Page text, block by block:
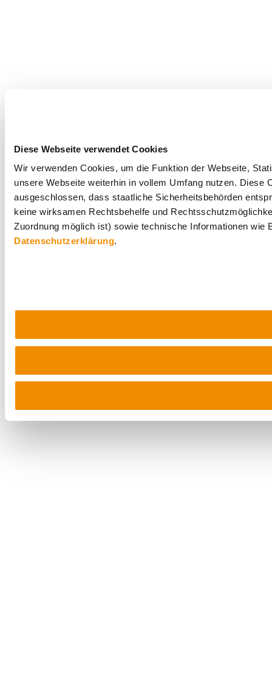
Diese Webseite verwendet Cookies
Wir verwenden Cookies, um die Funktion der Webseite,
unsere Webseite weiterhin in vollem Umfang nutzen.
ausgeschlossen, dass staatliche Sicherheitsbehörden
keine wirksamen Rechtsbehelfe und
Zuordnung möglich ist) sowie technische Informationen
Datenschutzerklärung.